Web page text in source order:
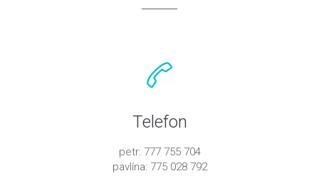
Telefon
petr: 777 755 704
pavlína: 775 028 792